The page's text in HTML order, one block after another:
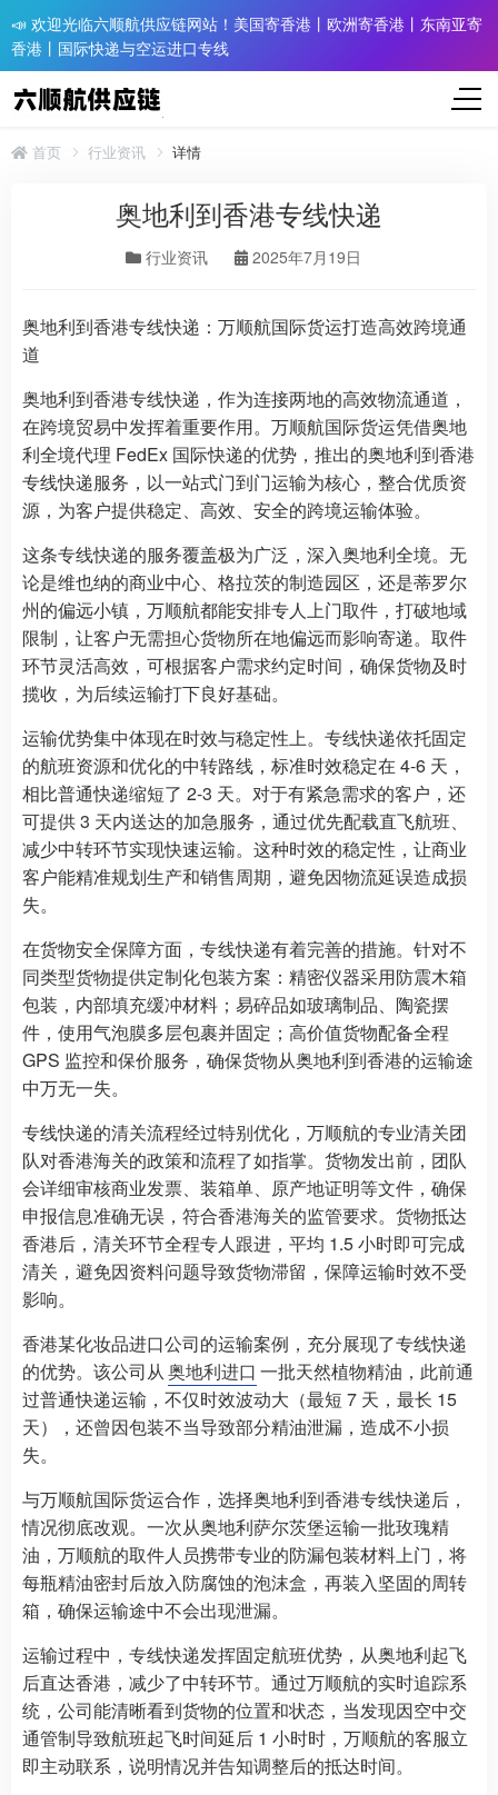
📣 欢迎光临六顺航供应链网站！美国寄香港丨欧洲寄香港丨东南亚寄
香港丨国际快递与空运进口专线
首页 行业资讯 详情
奥地利到香港专线快递
行业资讯 2025年7月19日
奥地利到香港专线快递：万顺航国际货运打造高效跨境通
道
奥地利到香港专线快递，作为连接两地的高效物流通道，
在跨境贸易中发挥着重要作用。万顺航国际货运凭借奥地
利全境代理 FedEx 国际快递的优势，推出的奥地利到香港
专线快递服务，以一站式门到门运输为核心，整合优质资
源，为客户提供稳定、高效、安全的跨境运输体验。
这条专线快递的服务覆盖极为广泛，深入奥地利全境。无
论是维也纳的商业中心、格拉茨的制造园区，还是蒂罗尔
州的偏远小镇，万顺航都能安排专人上门取件，打破地域
限制，让客户无需担心货物所在地偏远而影响寄递。取件
环节灵活高效，可根据客户需求约定时间，确保货物及时
揽收，为后续运输打下良好基础。
运输优势集中体现在时效与稳定性上。专线快递依托固定
的航班资源和优化的中转路线，标准时效稳定在 4-6 天，
相比普通快递缩短了 2-3 天。对于有紧急需求的客户，还
可提供 3 天内送达的加急服务，通过优先配载直飞航班、
减少中转环节实现快速运输。这种时效的稳定性，让商业
客户能精准规划生产和销售周期，避免因物流延误造成损
失。
在货物安全保障方面，专线快递有着完善的措施。针对不
同类型货物提供定制化包装方案：精密仪器采用防震木箱
包装，内部填充缓冲材料；易碎品如玻璃制品、陶瓷摆
件，使用气泡膜多层包裹并固定；高价值货物配备全程
GPS 监控和保价服务，确保货物从奥地利到香港的运输途
中万无一失。
专线快递的清关流程经过特别优化，万顺航的专业清关团
队对香港海关的政策和流程了如指掌。货物发出前，团队
会详细审核商业发票、装箱单、原产地证明等文件，确保
申报信息准确无误，符合香港海关的监管要求。货物抵达
香港后，清关环节全程专人跟进，平均 1.5 小时即可完成
清关，避免因资料问题导致货物滞留，保障运输时效不受
影响。
香港某化妆品进口公司的运输案例，充分展现了专线快递
的优势。该公司从奥地利进口 一批天然植物精油，此前通
过普通快递运输，不仅时效波动大（最短 7 天，最长 15
天），还曾因包装不当导致部分精油泄漏，造成不小损
失。
与万顺航国际货运合作，选择奥地利到香港专线快递后，
情况彻底改观。一次从奥地利萨尔茨堡运输一批玫瑰精
油，万顺航的取件人员携带专业的防漏包装材料上门，将
每瓶精油密封后放入防腐蚀的泡沫盒，再装入坚固的周转
箱，确保运输途中不会出现泄漏。
运输过程中，专线快递发挥固定航班优势，从奥地利起飞
后直达香港，减少了中转环节。通过万顺航的实时追踪系
统，公司能清晰看到货物的位置和状态，当发现因空中交
通管制导致航班起飞时间延后 1 小时时，万顺航的客服立
即主动联系，说明情况并告知调整后的抵达时间。